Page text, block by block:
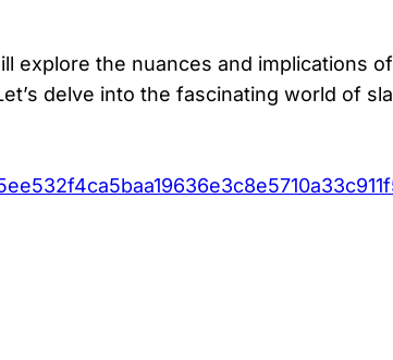
explore the⁣ nuances and implications
delve ‍into the fascinating world‍ of